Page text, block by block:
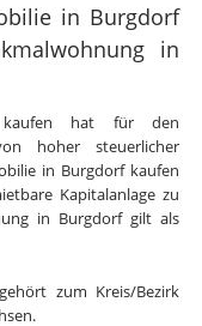
in Burgdorf
in
kaufen hat für den
hoher steuerlicher
in Burgdorf kaufen
Kapitalanlage zu
in Burgdorf gilt als
zum Kreis/Bezirk